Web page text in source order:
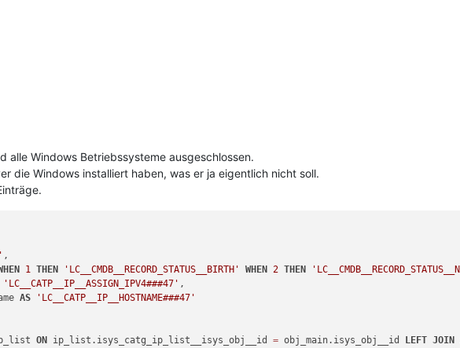
alle Windows Betriebssysteme ausgeschlossen.
die Windows installiert haben, was er ja eigentlich nicht soll.
,
1 THEN 'LC__CMDB__RECORD_STATUS__BIRTH' WHEN 2 THEN
'LC__CATP__IP__ASSIGN_IPV4###47' ,
AS 'LC__CATP__IP__HOSTNAME###47'
ON ip_list.isys_catg_ip_list__isys_obj__id = obj_main.isys_obj__id LEFT JOIN